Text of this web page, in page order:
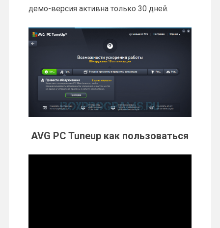
демо-версия активна только 30 дней.
AVG PC Tuneup как пользоваться